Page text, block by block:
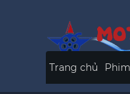
Trang chủ